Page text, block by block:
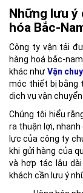
Những lưu ý
hóa Bắc-
Công ty vận tải
hàng hoá bắc-
khác như Vận
móc thiết bị bằng
dịch vụ vận
Chúng tôi hiểu
ra thuận lợi,
lực của công ty
khi gửi hàng của
và hợp tác lâu
khách cần lưu ý